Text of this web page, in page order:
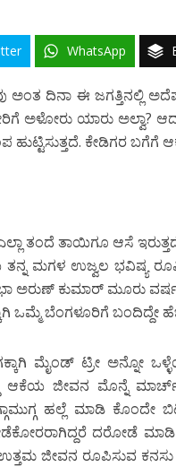
WhatsApp
ಅಂತ ದಿನಾ ಈ ಜಗತ್ತಿನಲ್ಲಿ
ಅಳೋರು ಯಾರು ಅಲ್ವಾ?
ಕೇಡಿಗರ ಬಗೆಗೆ
ತಂದೆ ತಾಯಿಗೂ ಆಸೆ
ಮಗಳ ಉಜ್ವಲ ಭವಿಷ್ಯ
ಅರುಣ್ ಕುಮಾರ್ ಮೂರು
ಒಮ್ಮೆ ಬೆಂಗಳೂರಿಗೆ ಬಂದಿದ್ದೇ
ಮೈಂಡ್ ಟ್ರೀ ಅನ್ನೋ
ಆಕೆಯ ಜೀವನ ಮೊನ್ನೆ
ಹಲ್ಲೆ ಮಾಡಿ
ದರೋಡೆ ಮಾಡಿ
ಜೀವನ ರೂಪಿಸುವ